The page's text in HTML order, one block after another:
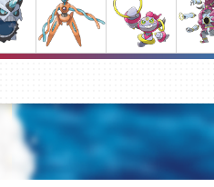
力と熱で鍛えられた体は、あら